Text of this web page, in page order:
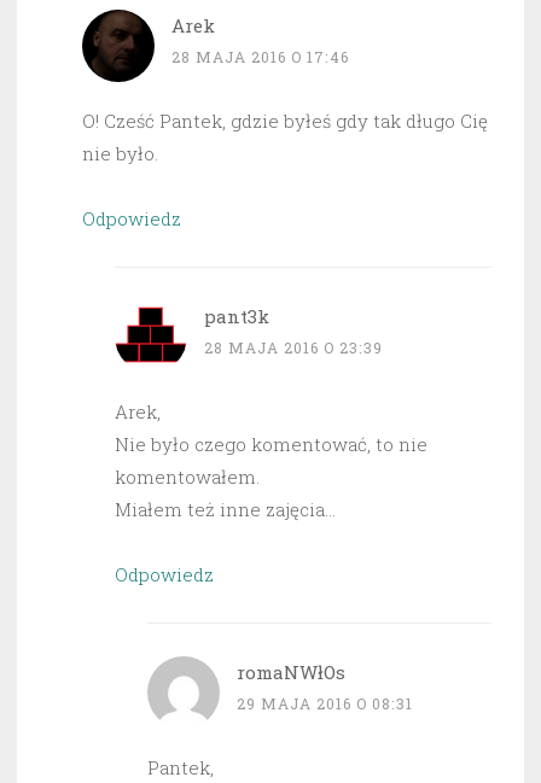
Arek
28 MAJA 2016 O 17:46
O! Cześć Pantek, gdzie byłeś gdy tak długo Cię
nie było.
Odpowiedz
pant3k
28 MAJA 2016 O 23:39
Arek,
Nie było czego komentować, to nie
komentowałem.
Miałem też inne zajęcia…
Odpowiedz
romaNWłOs
29 MAJA 2016 O 08:31
Pantek,